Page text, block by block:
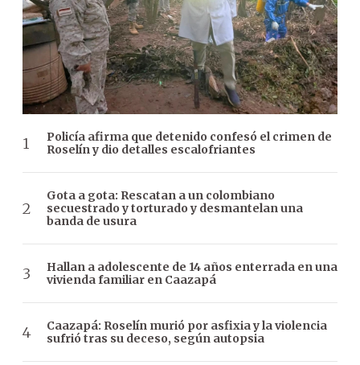
Policía afirma que detenido confesó el crimen de
Roselín y dio detalles escalofriantes
Gota a gota: Rescatan a un colombiano
secuestrado y torturado y desmantelan una
banda de usura
Hallan a adolescente de 14 años enterrada en una
vivienda familiar en Caazapá
Caazapá: Roselín murió por asfixia y la violencia
sufrió tras su deceso, según autopsia